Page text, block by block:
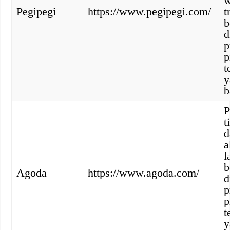
Pegipegi https://www.pegipegi.com/
Agoda https://www.agoda.com/